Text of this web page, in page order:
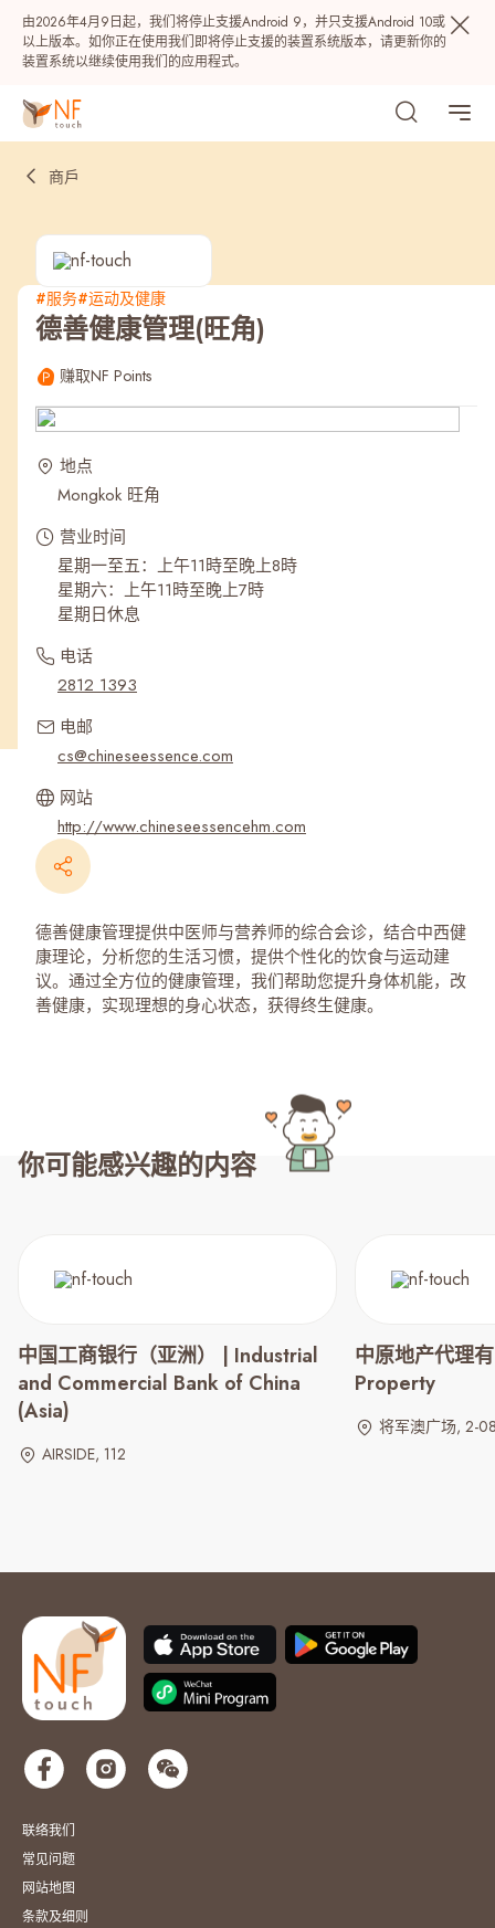
由2026年4月9日起，我们将停止支援Android 9，并只支援Android 10或
以上版本。如你正在使用我们即将停止支援的装置系统版本，请更新你的
装置系统以继续使用我们的应用程式。
热门
最近搜寻纪录
商戶
#服务#运动及健康
德善健康管理(旺角)
赚取NF Points
地点
Mongkok 旺角
营业时间
星期一至五：上午11時至晚上8時
星期六：上午11時至晚上7時
星期日休息
电话
2812 1393
电邮
cs@chineseessence.com
网站
http://www.chineseessencehm.com
德善健康管理提供中医师与营养师的综合会诊，结合中西健
康理论，分析您的生活习惯，提供个性化的饮食与运动建
议。通过全方位的健康管理，我们帮助您提升身体机能，改
善健康，实现理想的身心状态，获得终生健康。
你可能感兴趣的内容
中国工商银行（亚洲） | Industrial
and Commercial Bank of China
(Asia)
AIRSIDE, 112
中原地产代理
Property
将军澳广场, 2-
联络我们
常见问题
网站地图
条款及细则